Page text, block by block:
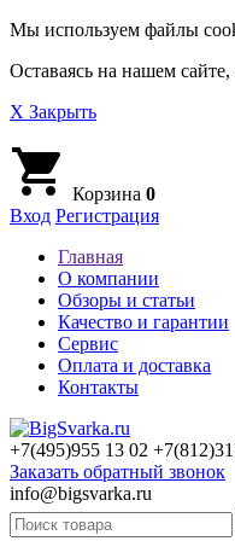
Мы используем файлы
Оставаясь на нашем
X Закрыть
Корзина 0
Вход Регистрация
Главная
О компании
Обзоры и статьи
Качество и гарантии
Сервис
Оплата и доставка
Контакты
+7(495)955 13 02 +7(812)
Заказать обратный звонок
info@bigsvarka.ru